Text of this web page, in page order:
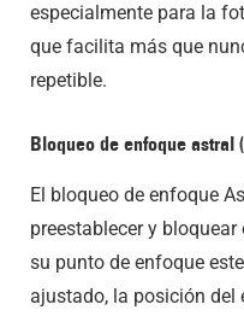
especialmente para la
que facilita más que
repetible.
Bloqueo de enfoque astral
El bloqueo de enfoque
preestablecer y
su punto de enfoque
ajustado, la posición del